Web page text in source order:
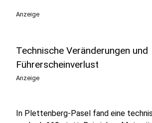
Anzeige
Technische Veränderungen und
Führerscheinverlust
Anzeige
In Plettenberg-Pasel fand eine